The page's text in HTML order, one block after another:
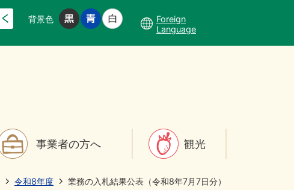
背景色
Foreign
Language
事業者の方へ 観光
令和8年度 業務の入札結果公表（令和8年7月7日分）